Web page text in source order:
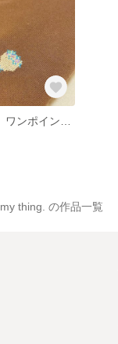
my thing. の作品一覧